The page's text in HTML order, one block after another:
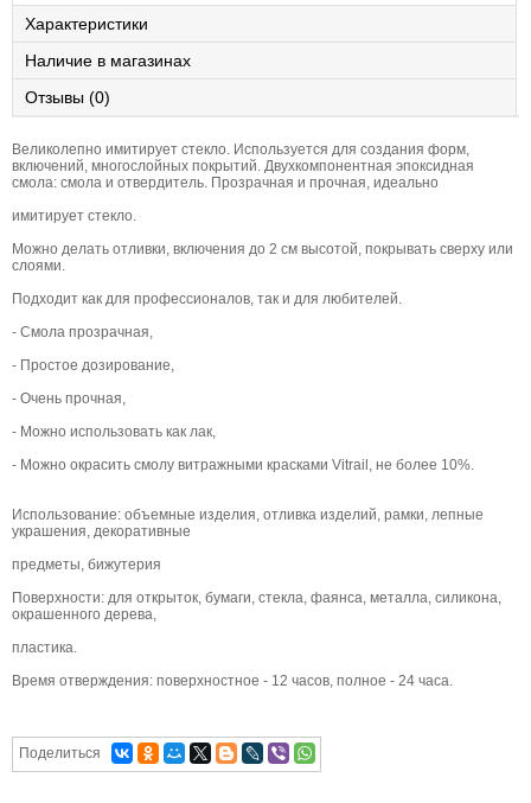
Характеристики
Наличие в магазинах
Отзывы (0)
Великолепно имитирует стекло. Используется для создания форм,
включений, многослойных покрытий. Двухкомпонентная эпоксидная
смола: смола и отвердитель. Прозрачная и прочная, идеально
имитирует стекло.
Можно делать отливки, включения до 2 см высотой, покрывать сверху или
слоями.
Подходит как для профессионалов, так и для любителей.
- Смола прозрачная,
- Простое дозирование,
- Очень прочная,
- Можно использовать как лак,
- Можно окрасить смолу витражными красками Vitrail, не более 10%.
Использование: объемные изделия, отливка изделий, рамки, лепные
украшения, декоративные
предметы, бижутерия
Поверхности: для открыток, бумаги, стекла, фаянса, металла, силикона,
окрашенного дерева,
пластика.
Время отверждения: поверхностное - 12 часов, полное - 24 часа.
Поделиться